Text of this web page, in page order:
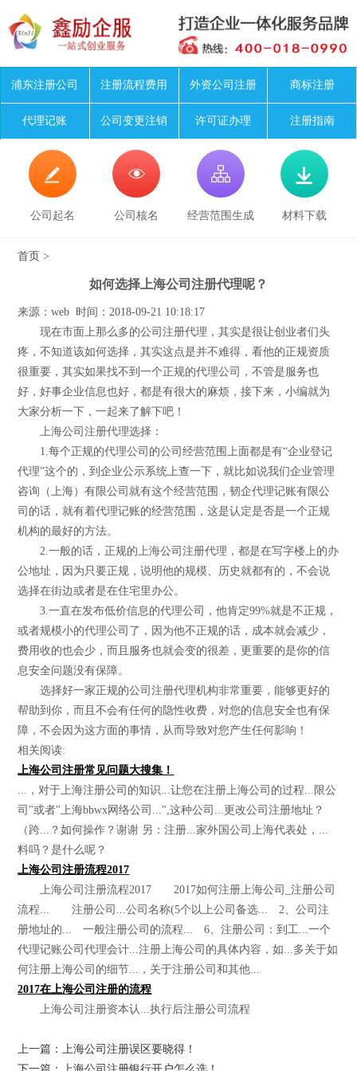
浦东注册公司 注册流程费用 外资公司注册 商标注册
代理记账 公司变更注销 许可证办理 注册指南

公司起名

公司核名

经营范围生成

材料下载
首页 >
如何选择上海公司注册代理呢？
来源：web 时间：2018-09-21 10:18:17
现在市面上那么多的公司注册代理，其实是很让创业者们头
疼，不知道该如何选择，其实这点是并不难得，看他的正规资质
很重要，其实如果找不到一个正规的代理公司，不管是服务也
好，好事企业信息也好，都是有很大的麻烦，接下来，小编就为
大家分析一下，一起来了解下吧！
上海公司注册代理选择：
1.每个正规的代理公司的公司经营范围上面都是有“企业登记
代理”这个的，到企业公示系统上查一下，就比如说我们企业管理
咨询（上海）有限公司就有这个经营范围，韧企代理记账有限公
司的话，就有着代理记账的经营范围，这是认定是否是一个正规
机构的最好的方法。
2.一般的话，正规的上海公司注册代理，都是在写字楼上的办
公地址，因为只要正规，说明他的规模、历史就都有的，不会说
选择在街边或者是在住宅里办公。
3.一直在发布低价信息的代理公司，他肯定99%就是不正规，
或者规模小的代理公司了，因为他不正规的话，成本就会减少，
费用收的也会少，而且服务也就会变的很差，更重要的是你的信
息安全问题没有保障。
选择好一家正规的公司注册代理机构非常重要，能够更好的
帮助到你，而且不会有任何的隐性收费，对您的信息安全也有保
障，不会因为这方面的事情，从而导致对您产生任何影响！
相关阅读:
上海公司注册常见问题大搜集！
...，对于上海注册公司的知识...让您在注册上海公司的过程...限公
司"或者"上海bbwx网络公司...",这种公司...更改公司注册地址？
（跨...？如何操作？谢谢 另：注册...家外国公司上海代表处，...
料吗？是什么呢？
上海公司注册流程2017
上海公司注册流程2017 2017如何注册上海公司_注册公司
流程... 注册公司...公司名称(5个以上公司备选... 2、公司注
册地址的... 一般注册公司的流程... 6、注册公司：到工...一个
代理记账公司代理会计...注册上海公司的具体内容，如...多关于如
何注册上海公司的细节...，关于注册公司和其他...
2017在上海公司注册的流程
上海公司注册资本认...执行后注册公司流程
上一篇：上海公司注册误区要晓得！